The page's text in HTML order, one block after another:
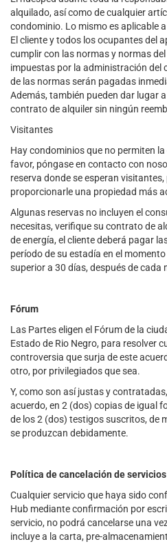
alquilado, así como de cualquier
condominio. Lo mismo es aplicable
El cliente y todos los ocupantes del
cumplir con las normas y normas
impuestas por la administración del
de las normas serán pagadas
Además, también pueden dar lugar
contrato de alquiler sin ningún
Visitantes
Hay condominios que no permiten
favor, póngase en contacto con
reserva donde se esperan
proporcionarle una propiedad más
Algunas reservas no incluyen el
necesitas, verifique su contrato de
de energía, el cliente deberá pagar
período de su estadía en el
superior a 30 días, después de cada
Fórum
Las Partes eligen el Fórum de la
Estado de Rio Negro, para resolver
controversia que surja de este
otro, por privilegiados que sea.
Y, como son así justas y
acuerdo, en 2 (dos) copias de igual
de los 2 (dos) testigos suscritos, de
se produzcan debidamente.
Política de cancelación de
Cualquier servicio que haya sido
Hub mediante confirmación por
servicio, no podrá cancelarse una
incluye a la carta, pre-